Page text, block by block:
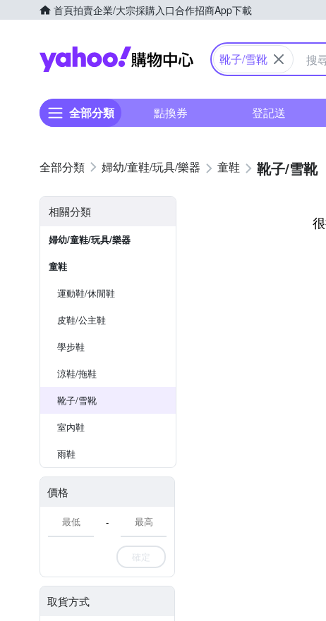
首頁拍賣企業/大宗採購入口合作招商App下載
Yahoo購物中心
靴子/雪靴
全部分類 點換券 登記送
婦幼/童鞋/玩具/樂器 童鞋 靴子/雪靴
相關分類
婦幼/童鞋/玩具/樂器
童鞋
運動鞋/休閒鞋
皮鞋/公主鞋
學步鞋
涼鞋/拖鞋
靴子/雪靴
室內鞋
雨鞋
價格
-
確定
取貨方式